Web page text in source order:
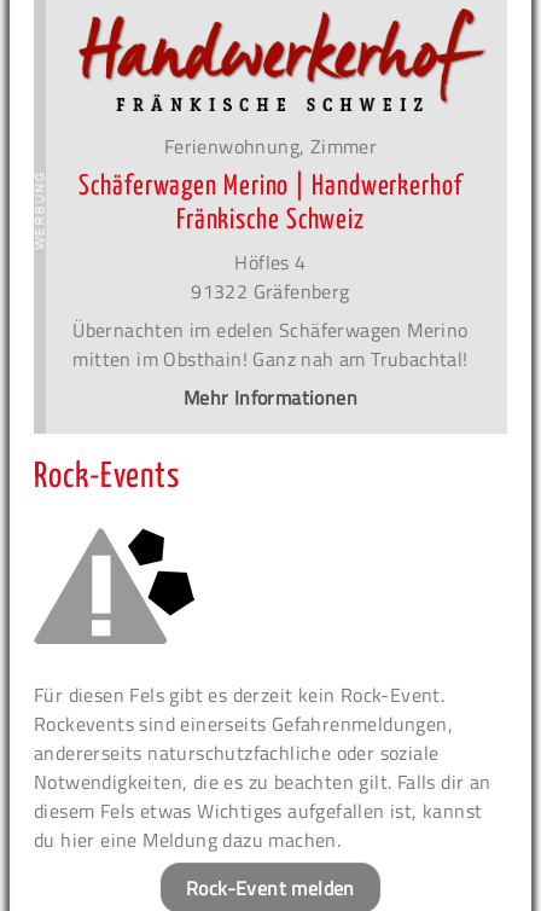
Ferienwohnung, Zimmer
Schäferwagen Merino | Handwerkerhof
Fränkische Schweiz
Höfles 4
91322 Gräfenberg
Übernachten im edelen Schäferwagen Merino
mitten im Obsthain! Ganz nah am Trubachtal!
Mehr Informationen
Rock-Events
Für diesen Fels gibt es derzeit kein Rock-Event.
Rockevents sind einerseits Gefahrenmeldungen,
andererseits naturschutzfachliche oder soziale
Notwendigkeiten, die es zu beachten gilt. Falls dir an
diesem Fels etwas Wichtiges aufgefallen ist, kannst
du hier eine Meldung dazu machen.
Rock-Event melden